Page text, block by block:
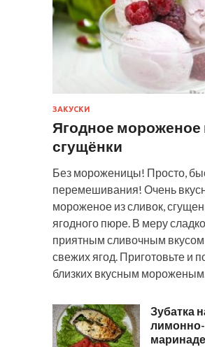
ЗАКУСКИ
Ягодное мороженое
сгущёнки
Без мороженицы! Просто,
перемешивания! Очень
мороженое из сливок,
ягодного пюре. В меру
приятным сливочным
свежих ягод. Приготовьте и
близких вкусным
Зубатка